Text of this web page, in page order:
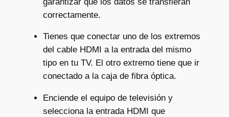
correctamente.
Tienes que conectar uno de los extremos
del cable HDMI a la entrada del mismo
tipo en tu TV. El otro extremo tiene que ir
conectado a la caja de fibra óptica.
Enciende el equipo de televisión y
selecciona la entrada HDMI que